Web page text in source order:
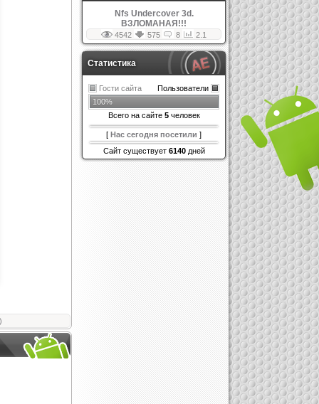
Nfs Undercover 3d.
ВЗЛОМАНАЯ!!!
4542 575 8 2.1
Статистика
Пользователи
Гости сайта
100%
Всего на сайте 5человек
[ Нас сегодня посетили ]
Сайт существует 6140дней